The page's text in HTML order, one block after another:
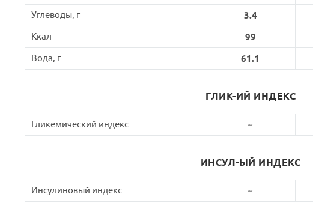
Углеводы, г
3.4
Ккал
99
Вода, г
61.1
ГЛИК-ИЙ ИНДЕКС
Гликемический индекс ~
ИНСУЛ-ЫЙ ИНДЕКС
Инсулиновый индекс ~